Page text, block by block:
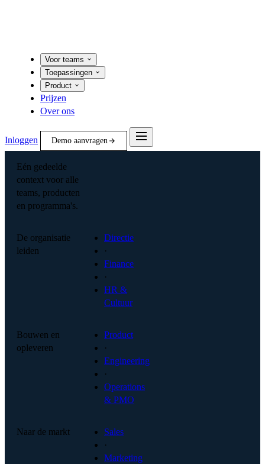
Voor teams
Toepassingen
Product
Prijzen
Over ons
Inloggen Demo aanvragen
Eén gedeelde
context voor alle
teams, producten
en programma's.
De organisatie
leiden
Directie
·
Finance
·
HR &
Cultuur
Bouwen en
opleveren
Product
·
Engineering
·
Operations
& PMO
Naar de markt
Sales
·
Marketing